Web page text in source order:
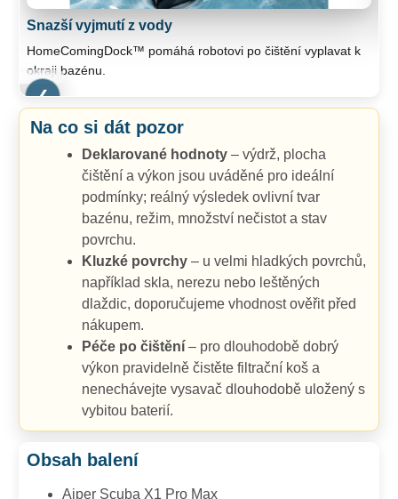
Snazší vyjmutí z vody
HomeComingDock™ pomáhá robotovi po čištění vyplavat k
okraji bazénu.
❮
Na co si dát pozor
Deklarované hodnoty – výdrž, plocha
čištění a výkon jsou uváděné pro ideální
podmínky; reálný výsledek ovlivní tvar
bazénu, režim, množství nečistot a stav
povrchu.
Kluzké povrchy – u velmi hladkých povrchů,
například skla, nerezu nebo leštěných
dlaždic, doporučujeme vhodnost ověřit před
nákupem.
Péče po čištění – pro dlouhodobě dobrý
výkon pravidelně čistěte filtrační koš a
nenechávejte vysavač dlouhodobě uložený s
vybitou baterií.
Obsah balení
Aiper Scuba X1 Pro Max